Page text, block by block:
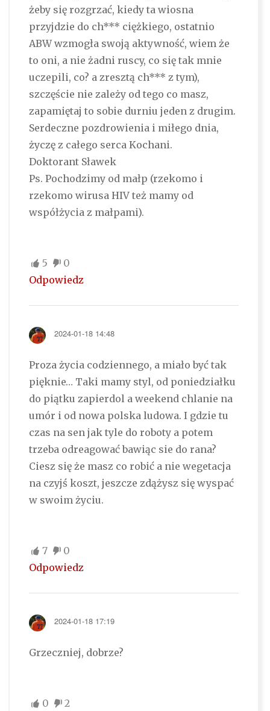
żeby się rozgrzać, kiedy ta wiosna
przyjdzie do ch*** ciężkiego, ostatnio
ABW wzmogła swoją aktywność, wiem że
to oni, a nie żadni ruscy, co się tak mnie
uczepili, co? a zresztą ch*** z tym),
szczęście nie zależy od tego co masz,
zapamiętaj to sobie durniu jeden z drugim.
Serdeczne pozdrowienia i miłego dnia,
życzę z całego serca Kochani.
Doktorant Sławek
Ps. Pochodzimy od małp (rzekomo i
rzekomo wirusa HIV też mamy od
współżycia z małpami).
5
0
Odpowiedz
2024-01-18 14:48
Proza życia codziennego, a miało być tak
pięknie… Taki mamy styl, od poniedziałku
do piątku zapierdol a weekend chlanie na
umór i od nowa polska ludowa. I gdzie tu
czas na sen jak tyle do roboty a potem
trzeba odreagować bawiąc sie do rana?
Ciesz się że masz co robić a nie wegetacja
na czyjś koszt, jeszcze zdążysz się wyspać
w swoim życiu.
7
0
Odpowiedz
2024-01-18 17:19
Grzeczniej, dobrze?
0 2